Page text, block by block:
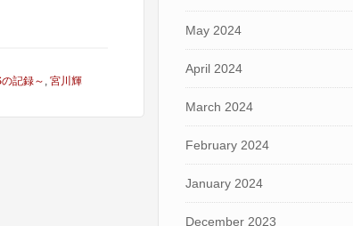
記録～ , 宮川輝
May 2024
April 2024
March 2024
February 2024
January 2024
December 2023